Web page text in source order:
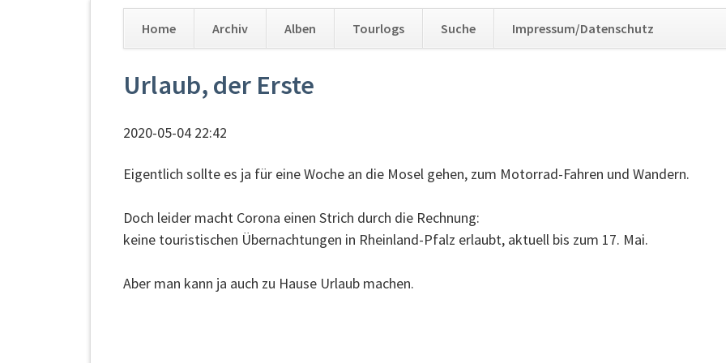
Home Archiv Alben Tourlogs Suche Impressum/Datenschutz
überspringen
Urlaub, der Erste
2020-05-04 22:42
Eigentlich sollte es ja für eine Woche an die Mosel gehen, zum Motorrad-Fahren und Wandern.
Doch leider macht Corona einen Strich durch die Rechnung:
keine touristischen Übernachtungen in Rheinland-Pfalz erlaubt, aktuell bis zum 17. Mai.
Aber man kann ja auch zu Hause Urlaub machen.